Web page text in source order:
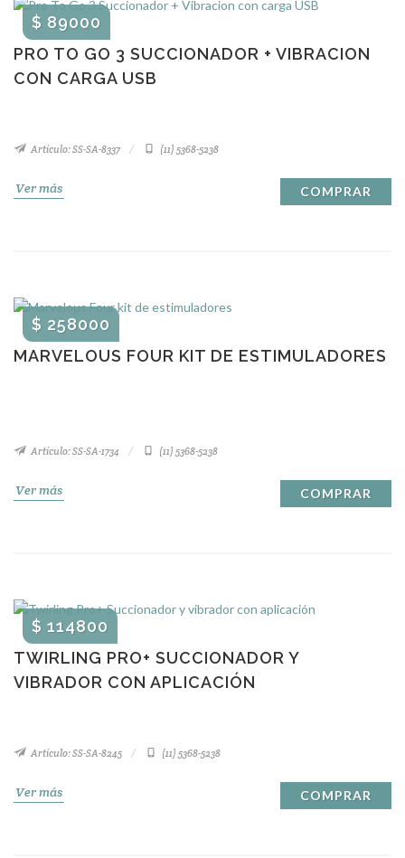
PRO TO GO 3 SUCCIONADOR + VIBRACION
CON CARGA USB
$ 89000
Artículo: SS-SA-8337 (11) 5368-5238
Ver más COMPRAR
MARVELOUS FOUR KIT DE ESTIMULADORES
$ 258000
Artículo: SS-SA-1734 (11) 5368-5238
Ver más COMPRAR
TWIRLING PRO+ SUCCIONADOR Y
VIBRADOR CON APLICACIÓN
$ 114800
Artículo: SS-SA-8245 (11) 5368-5238
Ver más COMPRAR